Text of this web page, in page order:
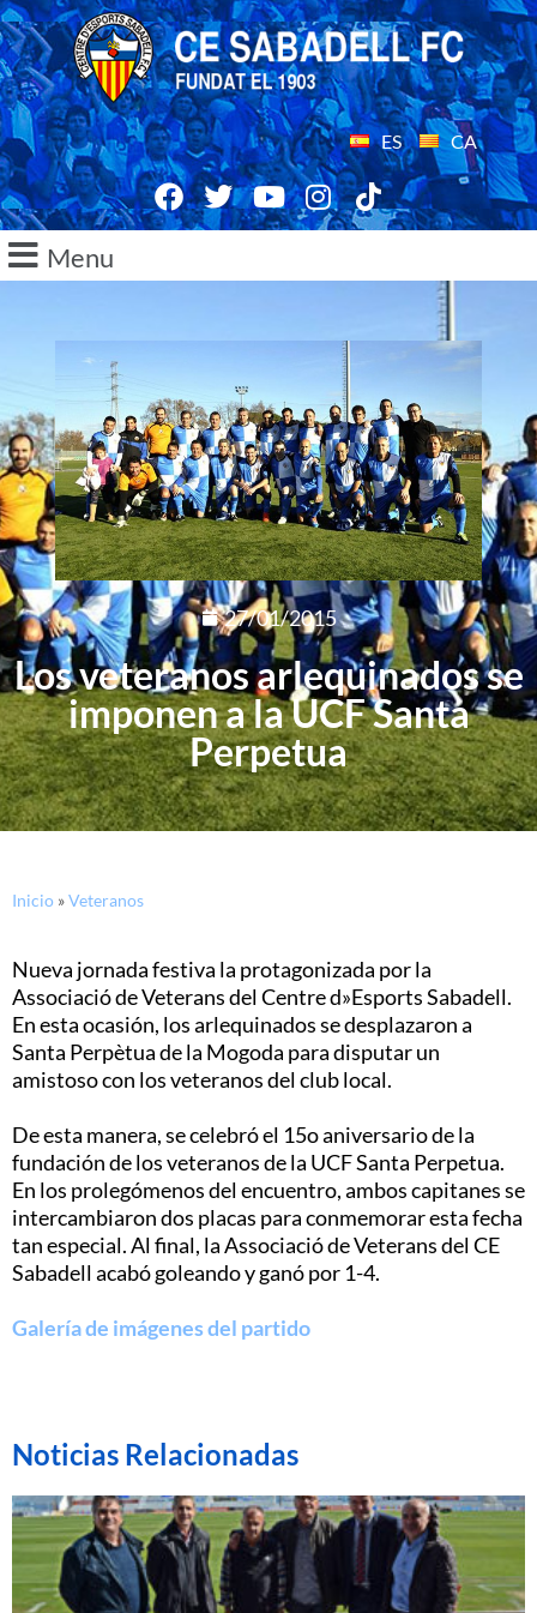
ES CA
Menu
27/01/2015
Los veteranos arlequinados se
imponen a la UCF Santa
Perpetua
Inicio »Veteranos
Nueva jornada festiva la protagonizada por la
Associació de Veterans del Centre d»Esports Sabadell.
En esta ocasión, los arlequinados se desplazaron a
Santa Perpètua de la Mogoda para disputar un
amistoso con los veteranos del club local.
De esta manera, se celebró el 15o aniversario de la
fundación de los veteranos de la UCF Santa Perpetua.
En los prolegómenos del encuentro, ambos capitanes se
intercambiaron dos placas para conmemorar esta fecha
tan especial. Al final, la Associació de Veterans del CE
Sabadell acabó goleando y ganó por 1-4.
Galería de imágenes del partido
Noticias Relacionadas